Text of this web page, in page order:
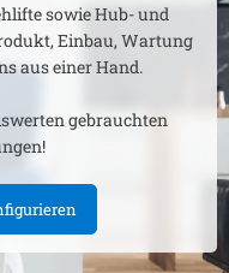
sowie Hub- und
Einbau, Wartung
aus einer Hand.
gebrauchten